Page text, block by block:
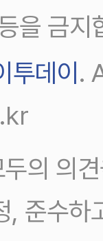
을 금지
투데이.
의 의
, 준수하